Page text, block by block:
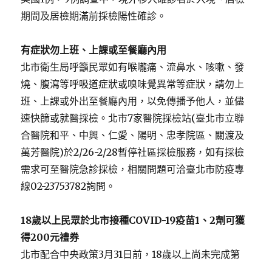
期間及居檢期滿前採檢陽性確診。
有症狀勿上班、上課或至餐廳內用
北市衛生局呼籲民眾如有喉嚨痛、流鼻水、咳嗽、發
燒、腹瀉等呼吸道症狀或嗅味覺異常等症狀，請勿上
班、上課或外出至餐廳內用，以免傳播予他人，並儘
速快篩或就醫採檢。北市7家醫院採檢站(臺北市立聯
合醫院和平、中興、仁愛、陽明、忠孝院區、關渡及
萬芳醫院)於2/26-2/28暫停社區採檢服務，如有採檢
需求可至醫院急診採檢，相關問題可洽臺北市防疫專
線02-23753782詢問。
18歲以上民眾於北市接種COVID-19疫苗1 、2劑可獲
得200元禮券
北市配合中央政策3月31日前，18歲以上尚未完成第